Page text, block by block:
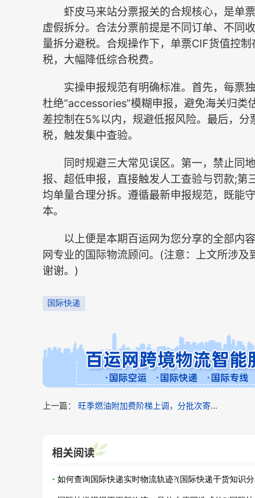
虾皮马来站分票报关的合规核心，是单票
虚假拆分。合法分票前提是不同订单、不同
量拆分避税。合规操作下，单票CIF货值控
税，大幅降低综合税费。
实操申报规范有明确标准。首先，每票独
杜绝“accessories”模糊申报，避免海关归
差控制在5%以内，规避低报风险。最后，
税，触发集中查验。
同时规避三大常见误区。第一，禁止同地
报、超低申报，直接触发人工查验与罚款;第
均单量合理分拆。遵循最新申报规范，既能
本。
以上便是本期百运网为您分享的全部内容
网专业的国际物流顾问。(注意：上文所涉及
谢谢。)
国际快递
上一篇： 旺季燃油附加费阶梯上调，分批次寄件能否分摊附加成本（国际快递干货知识分享）
相关阅读
如何查询国际快递实时物流轨迹?(国际快递干货知识